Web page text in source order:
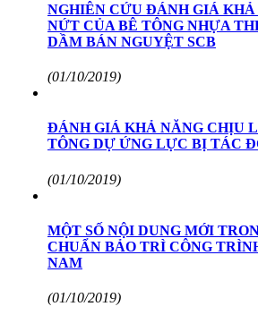
NGHIÊN CỨU ĐÁNH GIÁ KHẢ
NỨT CỦA BÊ TÔNG NHỰA
DẦM BÁN NGUYỆT SCB
(01/10/2019)
ĐÁNH GIÁ KHẢ NĂNG CHỊU
TÔNG DỰ ỨNG LỰC BỊ TÁC
(01/10/2019)
MỘT SỐ NỘI DUNG MỚI
CHUẨN BẢO TRÌ CÔNG
NAM
(01/10/2019)